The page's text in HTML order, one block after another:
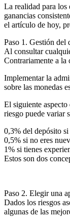
La realidad para los
ganancias
el artículo de hoy,
Paso 1. Gestión del
Al consultar
Contrariamente a la
Implementar la
sobre las monedas
El siguiente aspecto
riesgo puede variar
0,3% del depósito
0,5% si no eres
1% si tienes
Estos son dos
Paso 2. Elegir una
Dados los riesgos
algunas de las